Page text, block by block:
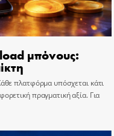
μπόνους:
πλατφόρμα υπόσχεται κάτι
πραγματική αξία. Για